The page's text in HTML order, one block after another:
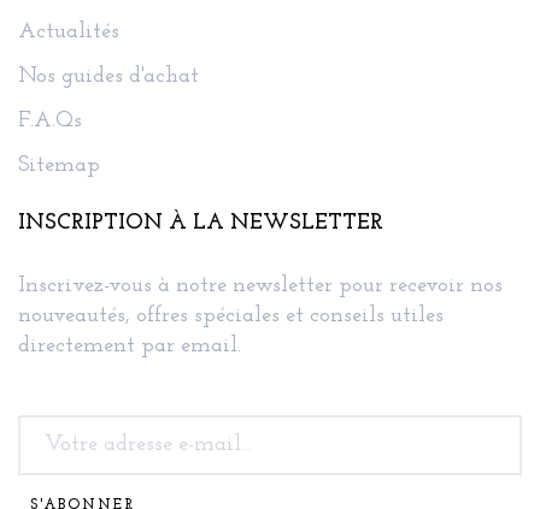
Actualités
Nos guides d'achat
F.A.Qs
Sitemap
INSCRIPTION À LA NEWSLETTER
Inscrivez-vous à notre newsletter pour recevoir nos
nouveautés, offres spéciales et conseils utiles
directement par email.
S'ABONNER